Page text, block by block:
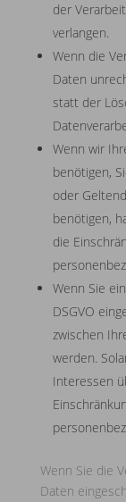
der
verlangen.
Wenn die
Daten
statt der
Wenn wir
benötigen,
oder
benötigen,
die
Wenn Sie
DSGVO
zwischen
werden.
Interessen
Wenn Sie die
Daten